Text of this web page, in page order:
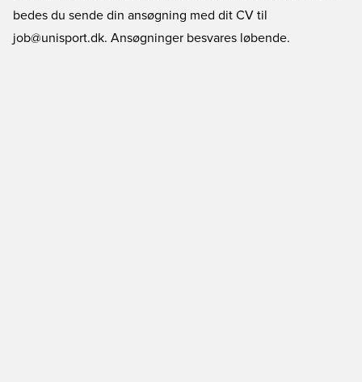
bedes du sende din ansøgning med dit CV til
job@unisport.dk. Ansøgninger besvares løbende.